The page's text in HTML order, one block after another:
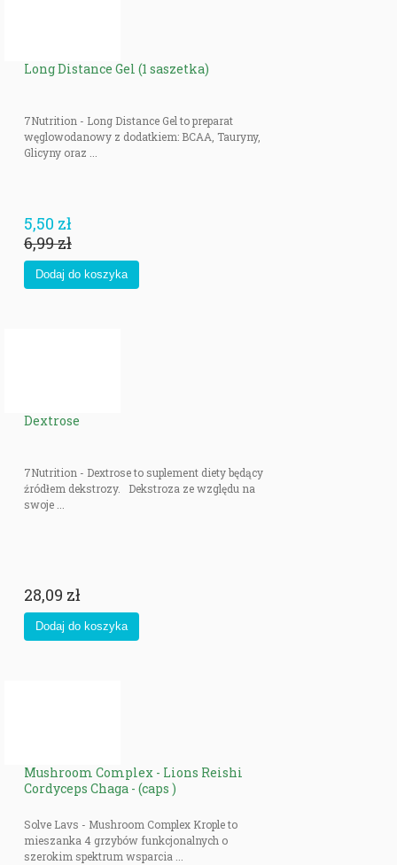
Long Distance Gel (1 saszetka)
7Nutrition - Long Distance Gel to preparat
węglowodanowy z dodatkiem: BCAA, Tauryny,
Glicyny oraz ...
5,50 zł
6,99 zł
Dextrose
7Nutrition - Dextrose to suplement diety będący
źródłem dekstrozy. Dekstroza ze względu na
swoje ...
28,09 zł
Mushroom Complex - Lions Reishi
Cordyceps Chaga - (caps )
Solve Lavs - Mushroom Complex Krople to
mieszanka 4 grzybów funkcjonalnych o
szerokim spektrum wsparcia ...